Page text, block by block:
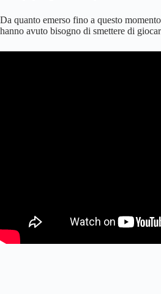
Da quanto emerso fino a questo
hanno avuto bisogno di smettere di